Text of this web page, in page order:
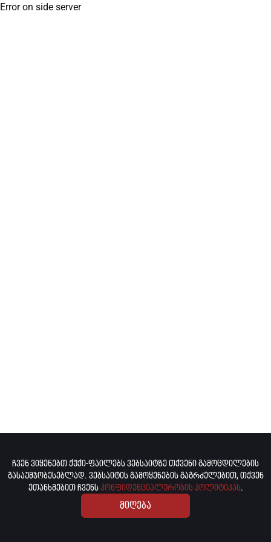
Error on side server
ჩვენ ვიყენებთ ქუქი-ფაილებს ვებსაიტზე თქვენი გამოცდილების
გასაუმჯობესებლად. ვებსაიტის გამოყენების გაგრძელებით, თქვენ
ეთანხმებით ჩვენსკონფიდენციალურობის პოლიტიკას.
მიღება